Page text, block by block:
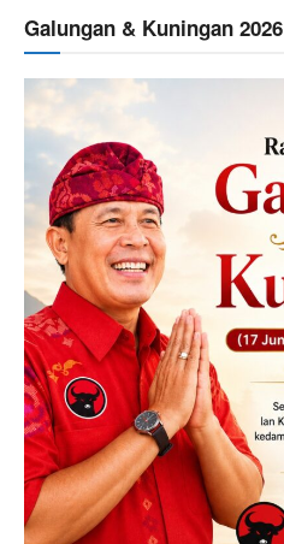
Galungan & Kuningan 2026